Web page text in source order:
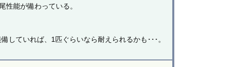
性能が備わっている。
していれば、1匹ぐらいなら耐えられるかも･･･。